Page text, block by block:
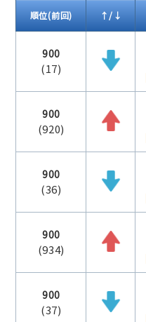
順位(前回) ↑/↓
900
(17)
900
(920)
900
(36)
900
(934)
900
(37)